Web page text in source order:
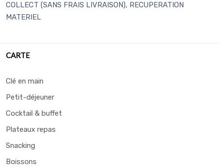
COLLECT (SANS FRAIS LIVRAISON), RECUPERATION
MATERIEL
CARTE
Clé en main
Petit-déjeuner
Cocktail & buffet
Plateaux repas
Snacking
Boissons